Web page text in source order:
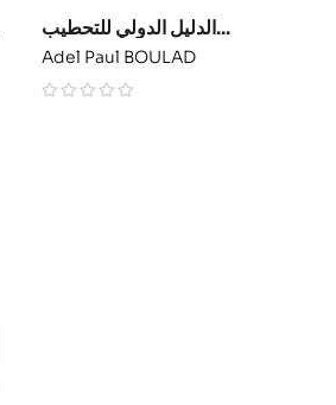
الدليل الدولي للتحطيب...
Adel Paul BOULAD